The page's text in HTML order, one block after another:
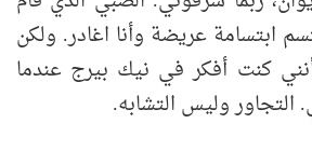
ابتسامة عريضة وأنا اغادر. ولكن
كنت أفكر في نيك بيرج عندما
وليس التشابه.